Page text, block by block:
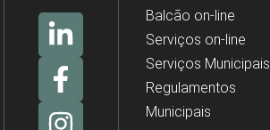
Balcão on-line
Serviços on-line
Serviços Municipais
Regulamentos
Municipais